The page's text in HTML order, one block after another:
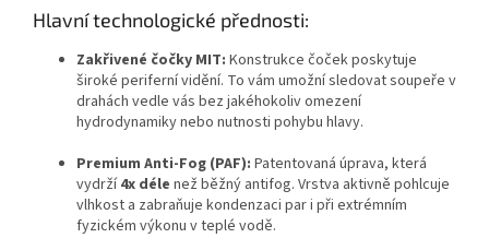
Hlavní technologické přednosti:
Zakřivené čočky MIT: Konstrukce čoček poskytuje
široké periferní vidění. To vám umožní sledovat soupeře v
drahách vedle vás bez jakéhokoliv omezení
hydrodynamiky nebo nutnosti pohybu hlavy.
Premium Anti-Fog (PAF): Patentovaná úprava, která
vydrží4x déle než běžný antifog. Vrstva aktivně pohlcuje
vlhkost a zabraňuje kondenzaci par i při extrémním
fyzickém výkonu v teplé vodě.